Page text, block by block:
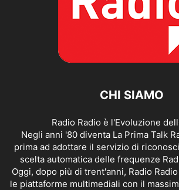
CHI SIAMO
Radio Radio è l'Evoluzione
Negli anni '80 diventa La Prima Talk
prima ad adottare il servizio di
scelta automatica delle frequenze
Oggi, dopo più di trent'anni, Radio
le piattaforme multimediali con il